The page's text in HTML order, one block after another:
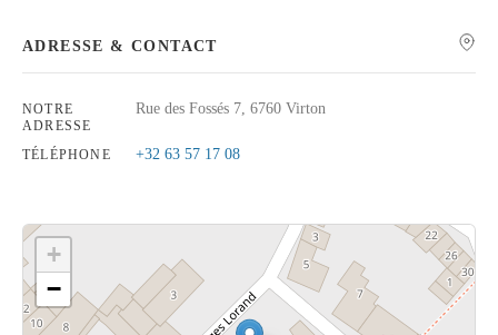
Rechercher
ADRESSE & CONTACT
NOTRE
ADRESSE
Rue des Fossés 7, 6760 Virton
TÉLÉPHONE +32 63 57 17 08
Cliquez sur le bouton pour afficher la carte.
+
−